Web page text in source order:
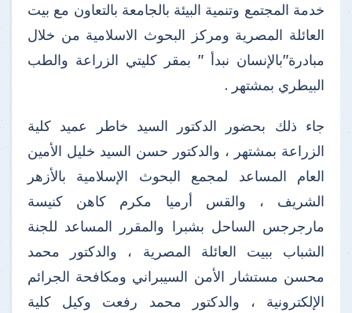
خدمة المجتمع وتنمية البيئة بالجامعة بالتعاون مع بيت
العائلة المصرية ومركز البحوث الاسلامية من خلال
مبادرة"بالإنسان نبدأ " بمقر كليتي الزراعة والطب
البيطري بمشتهر .
جاء ذلك بحضور الدكتور السيد خاطر عميد كلية
الزراعة بمشتهر ، والدكتور حسن السيد خليل الأمين
العام المساعد لمجمع البحوث الإسلامية بالأزهر
الشريف ، والقس أرميا مكرم كاهن كنيسة
مارجرجس الساحل بشبرا والمقرر المساعد للجنة
الشباب ببيت العائلة المصرية ، والدكتور محمد
محسن مستشار الأمن السيبراني ومكافحة الجرائم
الإلكترونية ، والدكتور محمد رفعت وكيل كلية